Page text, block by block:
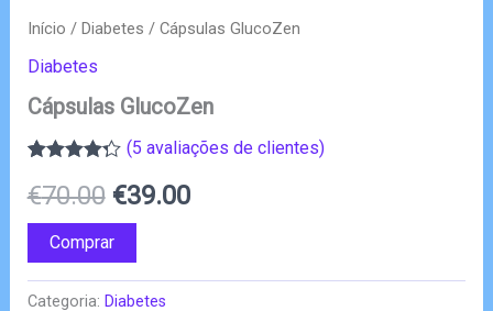
Início / Diabetes / Cápsulas GlucoZen
Diabetes
Cápsulas GlucoZen
com4.25
em 5 com
base em
classificações
de
clientes
(5 avaliações de clientes)
€70.00 O
preço
original
€39.00O
atual
Comprar
Categoria: Diabetes